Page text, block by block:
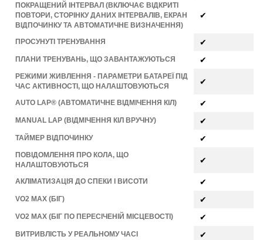
ПОКРАЩЕНИЙ ІНТЕРВАЛ (ВКЛЮЧАЄ ВІДКРИТІ
ПОВТОРИ, СТОРІНКУ ДАНИХ ІНТЕРВАЛІВ, ЕКРАН
ВІДПОЧИНКУ ТА АВТОМАТИЧНЕ ВИЗНАЧЕННЯ)
✔
ПРОСУНУТІ ТРЕНУВАННЯ ✔
ПЛАНИ ТРЕНУВАНЬ, ЩО ЗАВАНТАЖУЮТЬСЯ ✔
РЕЖИМИ ЖИВЛЕННЯ - ПАРАМЕТРИ БАТАРЕЇ ПІД
ЧАС АКТИВНОСТІ, ЩО НАЛАШТОВУЮТЬСЯ
✔
AUTO LAP® (АВТОМАТИЧНЕ ВІДМІЧЕННЯ КІЛ) ✔
MANUAL LAP (ВІДМІЧЕННЯ КІЛ ВРУЧНУ) ✔
ТАЙМЕР ВІДПОЧИНКУ ✔
ПОВІДОМЛЕННЯ ПРО КОЛА, ЩО
НАЛАШТОВУЮТЬСЯ
✔
АКЛІМАТИЗАЦІЯ ДО СПЕКИ І ВИСОТИ ✔
VO2 MAX (БІГ) ✔
VO2 MAX (БІГ ПО ПЕРЕСІЧЕНІЙ МІСЦЕВОСТІ) ✔
ВИТРИВЛІСТЬ У РЕАЛЬНОМУ ЧАСІ ✔